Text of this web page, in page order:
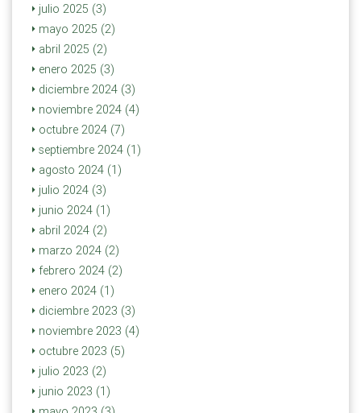
julio 2025 (3)
mayo 2025 (2)
abril 2025 (2)
enero 2025 (3)
diciembre 2024 (3)
noviembre 2024 (4)
octubre 2024 (7)
septiembre 2024 (1)
agosto 2024 (1)
julio 2024 (3)
junio 2024 (1)
abril 2024 (2)
marzo 2024 (2)
febrero 2024 (2)
enero 2024 (1)
diciembre 2023 (3)
noviembre 2023 (4)
octubre 2023 (5)
julio 2023 (2)
junio 2023 (1)